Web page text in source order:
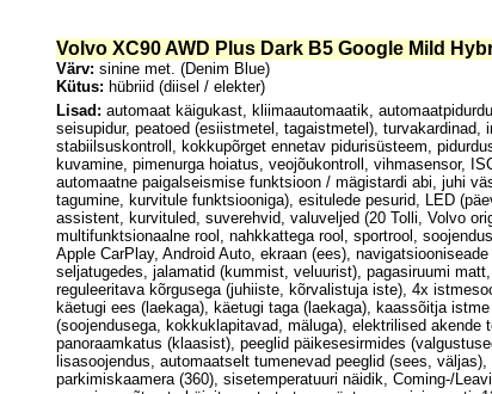
Volvo XC90 AWD Plus Dark B5 Google Mild
Värv: sinine met. (Denim Blue)
Kütus: hübriid (diisel / elekter)
Lisad: automaat käigukast, kliimaautomaatik,
seisupidur, peatoed (esiistmetel, tagaistmetel), turvakardinad,
stabiilsuskontroll, kokkupõrget ennetav pidurisüsteem,
kuvamine, pimenurga hoiatus, veojõukontroll, vihmasensor,
automaatne paigalseismise funktsioon / mägistardi abi, juhi
tagumine, kurvitule funktsiooniga), esitulede pesurid, LED
assistent, kurvituled, suverehvid, valuveljed (20 Tolli, Volvo
multifunktsionaalne rool, nahkkattega rool, sportrool,
Apple CarPlay, Android Auto, ekraan (ees),
seljatugedes, jalamatid (kummist, veluurist), pagasiruumi
reguleeritava kõrgusega (juhiiste, kõrvalistuja iste), 4x
käetugi ees (laekaga), käetugi taga (laekaga), kaassõitja
(soojendusega, kokkuklapitavad, mäluga), elektrilised
panoraamkatus (klaasist), peeglid päikesesirmides
lisasoojendus, automaatselt tumenevad peeglid (sees,
parkimiskaamera (360), sisetemperatuuri näidik, Coming-/